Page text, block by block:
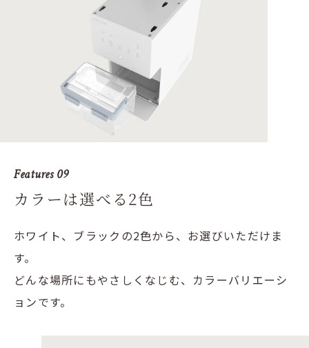
Features 09
カラーは選べる2色
ホワイト、ブラックの2色から、お選びいただけま
す。
どんな場所にもやさしくなじむ、カラーバリエーシ
ョンです。